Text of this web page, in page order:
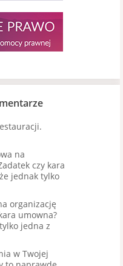
na
czy kara
jednak tylko
organizację
umowna?
jedna z
w Twojej